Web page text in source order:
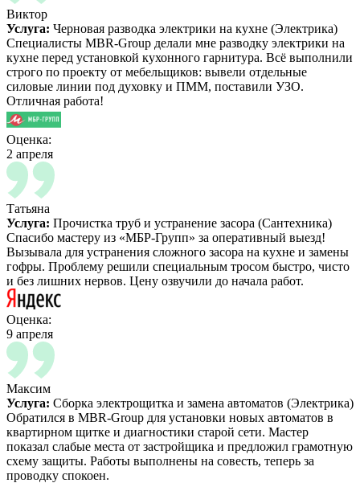
Виктор
Услуга: Черновая разводка электрики на кухне (Электрика)
Специалисты MBR-Group делали мне разводку электрики на
кухне перед установкой кухонного гарнитура. Всё выполнили
строго по проекту от мебельщиков: вывели отдельные
силовые линии под духовку и ПММ, поставили УЗО.
Отличная работа!
Оценка:
2 апреля
Татьяна
Услуга: Прочистка труб и устранение засора (Сантехника)
Спасибо мастеру из «МБР-Групп» за оперативный выезд!
Вызывала для устранения сложного засора на кухне и замены
гофры. Проблему решили специальным тросом быстро, чисто
и без лишних нервов. Цену озвучили до начала работ.
Оценка:
9 апреля
Максим
Услуга: Сборка электрощитка и замена автоматов (Электрика)
Обратился в MBR-Group для установки новых автоматов в
квартирном щитке и диагностики старой сети. Мастер
показал слабые места от застройщика и предложил грамотную
схему защиты. Работы выполнены на совесть, теперь за
проводку спокоен.